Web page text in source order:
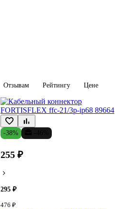
Отзывам Рейтингу Цене
-38%
255 ₽
295 ₽
476 ₽